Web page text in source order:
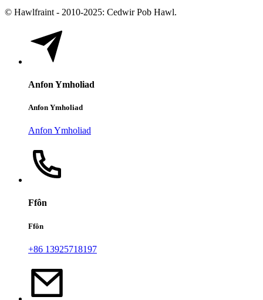
© Hawlfraint - 2010-2025: Cedwir Pob Hawl.
Anfon Ymholiad
Anfon Ymholiad
Anfon Ymholiad
Ffôn
Ffôn
+86 13925718197